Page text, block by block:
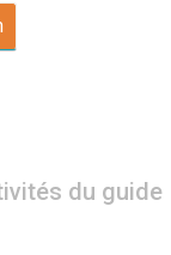
du guide